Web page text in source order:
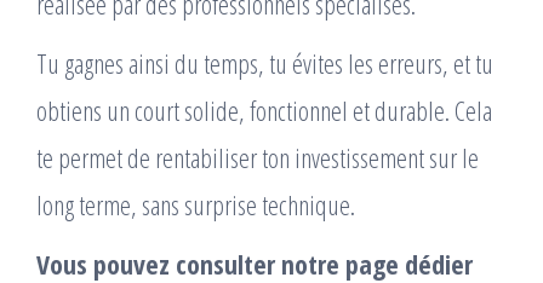
Tu gagnes ainsi du temps, tu évites les erreurs, et tu
obtiens un court solide, fonctionnel et durable. Cela
te permet de rentabiliser ton investissement sur le
long terme, sans surprise technique.
Vous pouvez consulter notre page dédier